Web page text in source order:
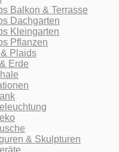
Balkon & Terrasse
Dachgarten
Kleingarten
Pflanzen
Plaids
Erde
& Skulpturen